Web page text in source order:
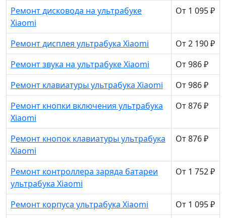
Ремонт дисковода на ультрабуке
Xiaomi
От 1 095 ₽
Ремонт дисплея ультрабука Xiaomi
От 2 190 ₽
Ремонт звука на ультрабуке Xiaomi
От 986 ₽
Ремонт клавиатуры ультрабука Xiaomi
От 986 ₽
Ремонт кнопки включения ультрабука
Xiaomi
От 876 ₽
Ремонт кнопок клавиатуры ультрабука
Xiaomi
От 876 ₽
Ремонт контроллера заряда батареи
ультрабука Xiaomi
От 1 752 ₽
Ремонт корпуса ультрабука Xiaomi
От 1 095 ₽